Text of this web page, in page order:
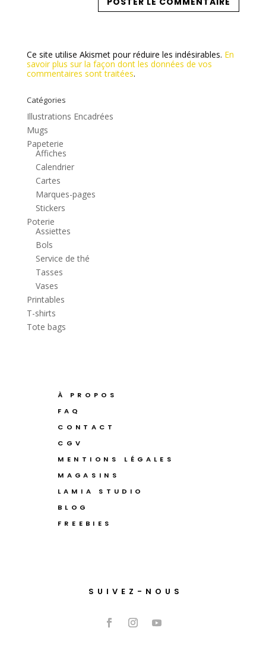
Ce site utilise Akismet pour réduire les indésirables. En
savoir plus sur la façon dont les données de vos
commentaires sont traitées.
Catégories
Illustrations Encadrées
Mugs
Papeterie
Affiches
Calendrier
Cartes
Marques-pages
Stickers
Poterie
Assiettes
Bols
Service de thé
Tasses
Vases
Printables
T-shirts
Tote bags
À PROPOS
FAQ
CONTACT
CGV
MENTIONS LÉGALES
MAGASINS
LAMIA STUDIO
BLOG
FREEBIES
SUIVEZ-NOUS